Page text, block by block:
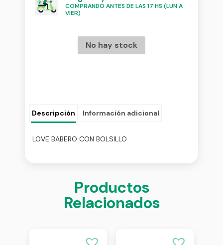
COMPRANDO ANTES DE LAS 17 HS (LUN A
VIER)
No hay stock
Descripción Información adicional
LOVE BABERO CON BOLSILLO
Productos
Relacionados